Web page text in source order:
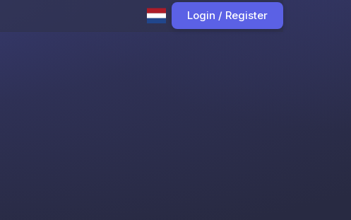
Login / Register